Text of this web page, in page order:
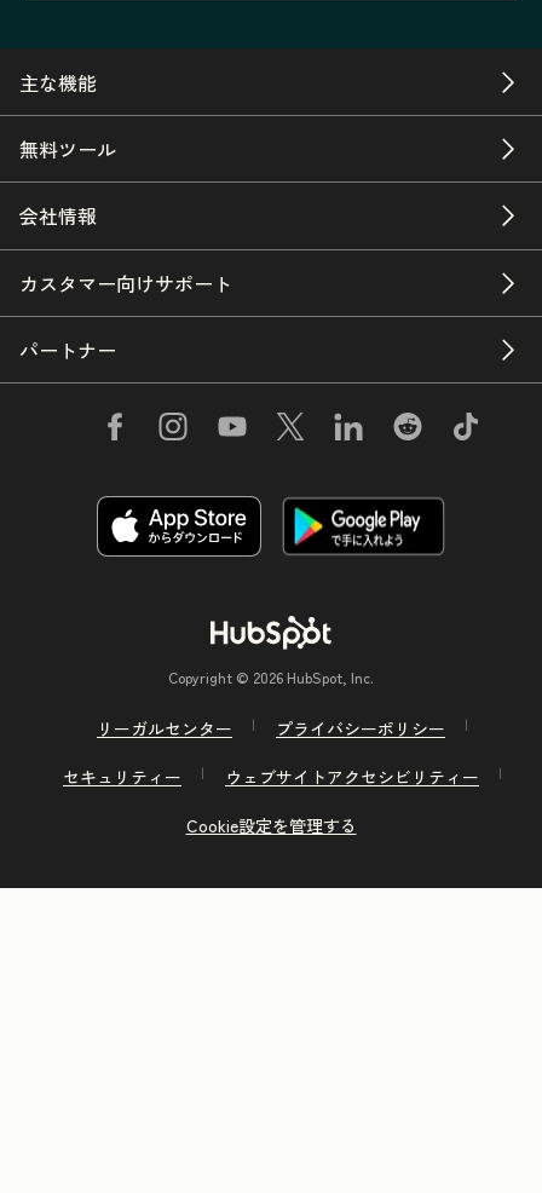
主な機能
無料ツール
会社情報
カスタマー向けサポート
パートナー
Copyright © 2026 HubSpot, Inc.
リーガルセンター
プライバシーポリシー
セキュリティー
ウェブサイトアクセシビリティー
Cookie設定を管理する